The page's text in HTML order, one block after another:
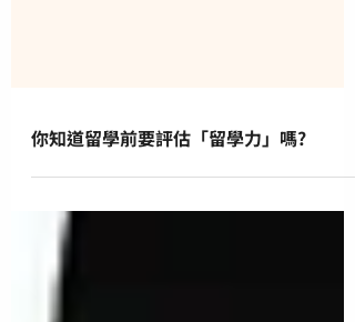
你知道留學前要評估「留學力」嗎?